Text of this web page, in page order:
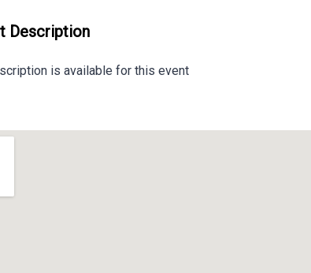
Description
is available for this event